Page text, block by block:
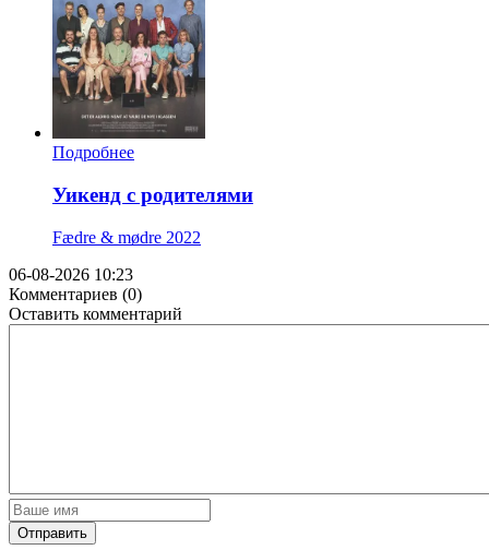
Подробнее
Уикенд с родителями
Fædre & mødre 2022
06-08-2026 10:23
Комментариев (0)
Оставить комментарий
Отправить